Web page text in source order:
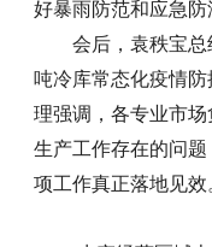
好暴雨防范和应急防
会后，袁秩宝
吨冷库常态化疫情
理强调，各专业市
生产工作存在的问
项工作真正落地见效